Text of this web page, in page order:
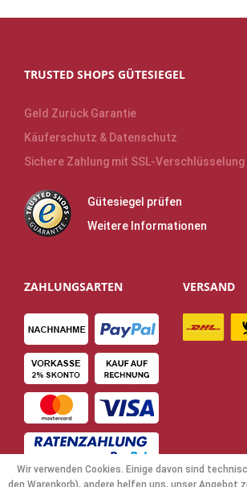
TRUSTED SHOPS GÜTESIEGEL
Geld Zurück Garantie
Käuferschutz & Datenschutz
Sichere Zahlung mit SSL-Verschlüsselung
Gütesiegel prüfen
Weitere Informationen
ZAHLUNGSARTEN VERSAND
Wir verwenden Cookies. Einige davon sind
den Warenkorb), andere helfen uns, unser Angebot